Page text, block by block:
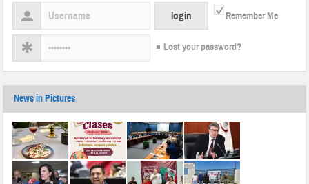
Remember Me
Lost your password?
News in Pictures